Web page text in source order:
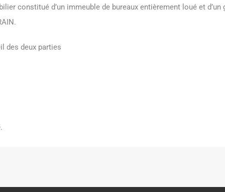
constitué d’un immeuble de bureaux entièrement loué et
des deux parties